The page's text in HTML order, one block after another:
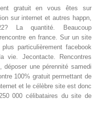
gratuit en vous êtes sur
sur internet et autres happn,
La quantité. Beaucoup
en france. Sur un site
particulièrement facebook
vie. Jecontacte. Rencontres
une pérennité samedi
100% gratuit permettant de
et le célèbre site est donc
000 célibataires du site de